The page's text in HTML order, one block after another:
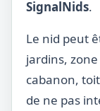
SignalNids.
Le nid peut
jardins,
cabanon,
de ne pas